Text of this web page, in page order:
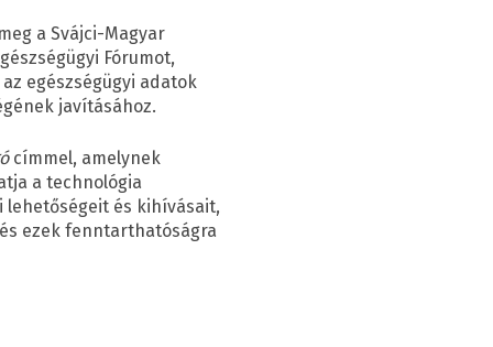
a Svájci-Magyar
Fórumot,
egészségügyi adatok
javításához.
címmel, amelynek
a technológia
és kihívásait,
ezek fenntarthatóságra